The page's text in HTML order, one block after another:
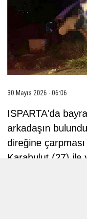
30 Mayıs 2026 - 06:06
ISPARTA'da
arkadaşın
direğine
Karabulut (27) ile